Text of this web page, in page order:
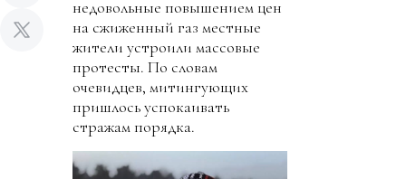
недовольные повышением цен
на сжиженный газ местные
жители устроили массовые
протесты. По словам
очевидцев, митингующих
пришлось успокаивать
стражам порядка.